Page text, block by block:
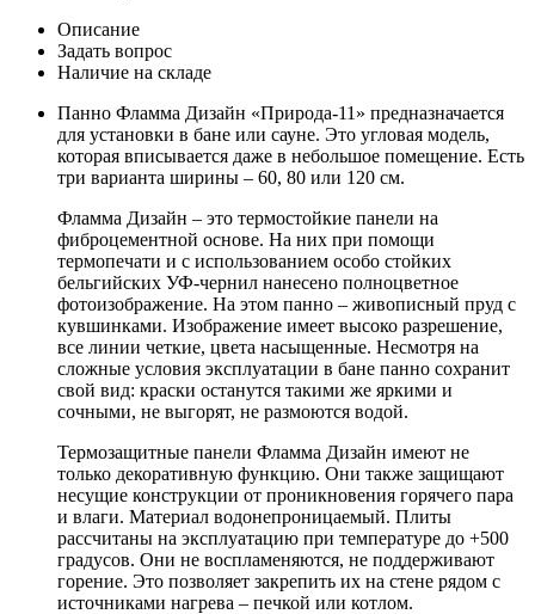
Описание
Задать вопрос
Наличие на складе
Панно Фламма Дизайн «Природа-11» предназначается
для установки в бане или сауне. Это угловая модель,
которая вписывается даже в небольшое помещение. Есть
три варианта ширины – 60, 80 или 120 см.
Фламма Дизайн – это термостойкие панели на
фиброцементной основе. На них при помощи
термопечати и с использованием особо стойких
бельгийских УФ-чернил нанесено полноцветное
фотоизображение. На этом панно – живописный пруд с
кувшинками. Изображение имеет высоко разрешение,
все линии четкие, цвета насыщенные. Несмотря на
сложные условия эксплуатации в бане панно сохранит
свой вид: краски останутся такими же яркими и
сочными, не выгорят, не размоются водой.
Термозащитные панели Фламма Дизайн имеют не
только декоративную функцию. Они также защищают
несущие конструкции от проникновения горячего пара
и влаги. Материал водонепроницаемый. Плиты
рассчитаны на эксплуатацию при температуре до +500
градусов. Они не воспламеняются, не поддерживают
горение. Это позволяет закрепить их на стене рядом с
источниками нагрева – печкой или котлом.